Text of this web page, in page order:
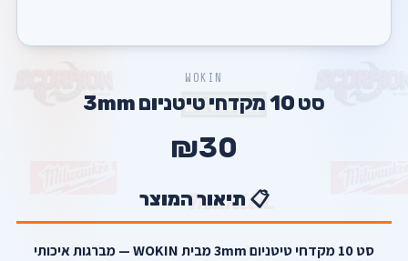
WOKIN
סט 10 מקדחי טיטניום 3mm
₪30
📋 תיאור המוצר
סט 10 מקדחי טיטניום 3mm מבית WOKIN — מברגות איכותי